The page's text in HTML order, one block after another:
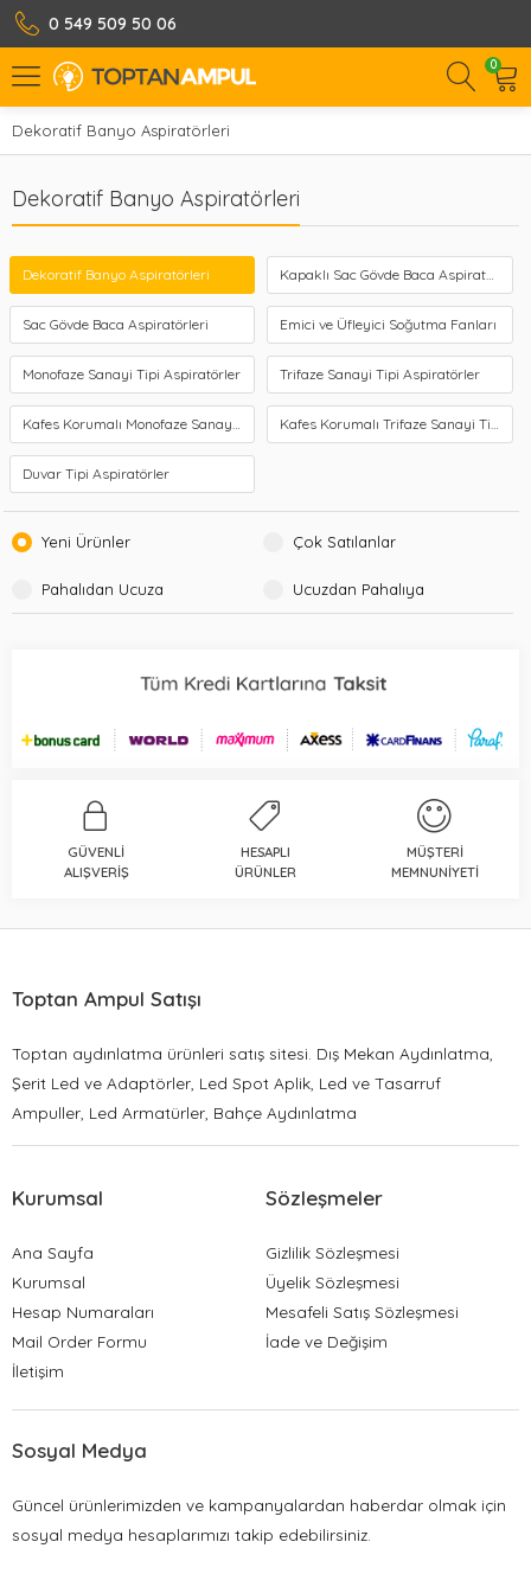
0 549 509 50 06
0
Dekoratif Banyo Aspiratörleri
Dekoratif Banyo Aspiratörleri
Dekoratif Banyo Aspiratörleri Kapaklı Sac Gövde Baca Aspiratörleri
Sac Gövde Baca Aspiratörleri Emici ve Üfleyici Soğutma Fanları
Monofaze Sanayi Tipi Aspiratörler Trifaze Sanayi Tipi Aspiratörler
Kafes Korumalı Monofaze Sanayi Tipi Aspiratörler Kafes Korumalı Trifaze Sanayi Tipi Aspiratörler
Duvar Tipi Aspiratörler
Yeni Ürünler Çok Satılanlar
Pahalıdan Ucuza Ucuzdan Pahalıya
GÜVENLI
ALIŞVERIŞ
HESAPLI
ÜRÜNLER
MÜŞTERI
MEMNUNIYETI
Toptan Ampul Satışı
Toptan aydınlatma ürünleri satış sitesi. Dış Mekan Aydınlatma,
Şerit Led ve Adaptörler, Led Spot Aplik, Led ve Tasarruf
Ampuller, Led Armatürler, Bahçe Aydınlatma
Kurumsal
Ana Sayfa
Kurumsal
Hesap Numaraları
Mail Order Formu
İletişim
Sözleşmeler
Gizlilik Sözleşmesi
Üyelik Sözleşmesi
Mesafeli Satış Sözleşmesi
İade ve Değişim
Sosyal Medya
Güncel ürünlerimizden ve kampanyalardan haberdar olmak için
sosyal medya hesaplarımızı takip edebilirsiniz.